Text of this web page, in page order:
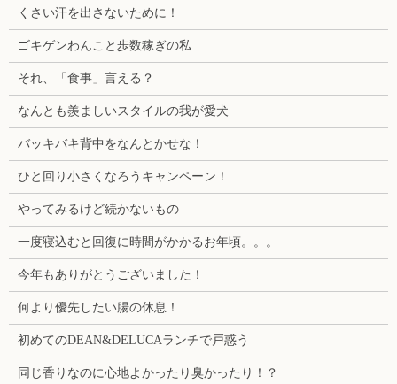
くさい汗を出さないために！
ゴキゲンわんこと歩数稼ぎの私
それ、「食事」言える？
なんとも羨ましいスタイルの我が愛犬
バッキバキ背中をなんとかせな！
ひと回り小さくなろうキャンペーン！
やってみるけど続かないもの
一度寝込むと回復に時間がかかるお年頃。。。
今年もありがとうございました！
何より優先したい腸の休息！
初めてのDEAN&DELUCAランチで戸惑う
同じ香りなのに心地よかったり臭かったり！？